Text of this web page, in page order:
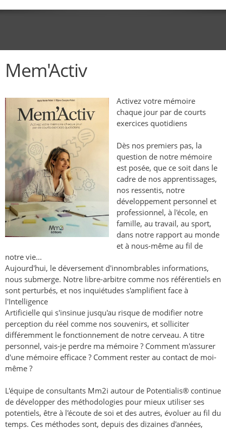
Mem'Activ
Activez votre mémoire
chaque jour par de courts
exercices quotidiens
Dès nos premiers pas, la
question de notre mémoire
est posée, que ce soit dans le
cadre de nos apprentissages,
nos ressentis, notre
développement personnel et
professionnel, à l'école, en
famille, au travail, au sport,
dans notre rapport au monde
et à nous-même au fil de
notre vie...
Aujourd'hui, le déversement d'innombrables informations,
nous submerge. Notre libre-arbitre comme nos référentiels en
sont perturbés, et nos inquiétudes s'amplifient face à
l'Intelligence
Artificielle qui s'insinue jusqu'au risque de modifier notre
perception du réel comme nos souvenirs, et solliciter
différemment le fonctionnement de notre cerveau. A titre
personnel, vais-je perdre ma mémoire ? Comment m'assurer
d'une mémoire efficace ? Comment rester au contact de moi-
même ?
L'équipe de consultants Mm2i autour de Potentialis® continue
de développer des méthodologies pour mieux utiliser ses
potentiels, être à l'écoute de soi et des autres, évoluer au fil du
temps. Ces méthodes sont, depuis des dizaines d'années,